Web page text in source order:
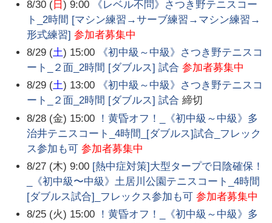
8/30 ( 日) 9:00
《レベル不問》さつき野テニスコー
ト_2時間 [マシン練習→サーブ練習→マシン練習→
形式練習] 参加者募集中
8/29 (土) 15:00
《初中級～中級》さつき野テニスコ
ート_２面_2時間 [ダブルス] 試合 参加者募集中
8/29 (土) 13:00
《初中級～中級》さつき野テニスコ
ート_２面_2時間 [ダブルス] 試合 締切
8/28 (金) 15:00
！黄昏オフ！_《初中級～中級》多
治井テニスコート_4時間_[ダブルス]試合_フレック
ス参加も可 参加者募集中
8/27 (木) 9:00 [熱中症対策]大型タープで日陰確保！
_《初中級〜中級》土居川公園テニスコート_4時間
[ダブルス試合]_フレックス参加も可 参加者募集中
8/25 (火) 15:00
！黄昏オフ！_《初中級～中級》多